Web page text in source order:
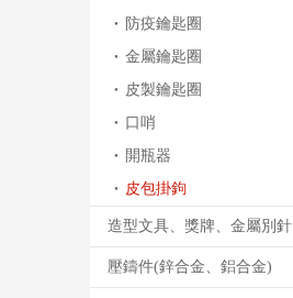
防疫鑰匙圈
金屬鑰匙圈
皮製鑰匙圈
口哨
開瓶器
皮包掛鉤
造型文具、獎牌、金屬別針
壓鑄件(鋅合金、鋁合金)